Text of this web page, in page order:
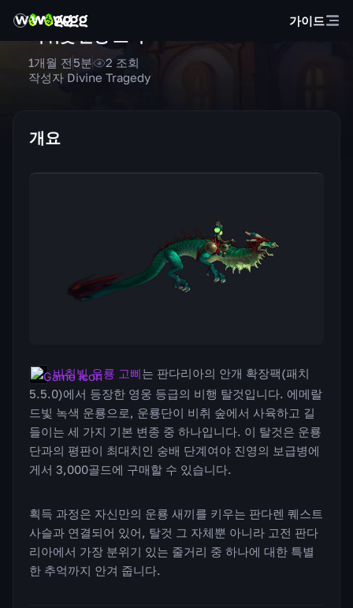
가이드
작성자 Divine Tragedy
1개월 전 5분 2 조회
개요
비취빛 운룡 고삐는 판다리아의 안개 확장팩(패치
5.5.0)에서 등장한 영웅 등급의 비행 탈것입니다. 에메랄
드빛 녹색 운룡으로, 운룡단이 비취 숲에서 사육하고 길
들이는 세 가지 기본 변종 중 하나입니다. 이 탈것은 운룡
단과의 평판이 최대치인 숭배 단계여야 진영의 보급병에
게서 3,000골드에 구매할 수 있습니다.
획득 과정은 자신만의 운룡 새끼를 키우는 판다렌 퀘스트
사슬과 연결되어 있어, 탈것 그 자체뿐 아니라 고전 판다
리아에서 가장 분위기 있는 줄거리 중 하나에 대한 특별
한 추억까지 안겨 줍니다.